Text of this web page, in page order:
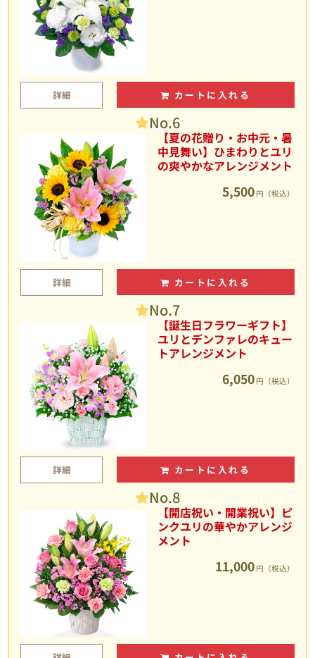
詳細 カートに入れる
No.6
【夏の花贈り・お中元・暑
中見舞い】ひまわりとユリ
の爽やかなアレンジメント
5,500 円（税込）
詳細 カートに入れる
No.7
【誕生日フラワーギフト】
ユリとデンファレのキュー
トアレンジメント
6,050 円（税込）
詳細 カートに入れる
No.8
【開店祝い・開業祝い】ピ
ンクユリの華やかアレンジ
メント
11,000 円（税込）